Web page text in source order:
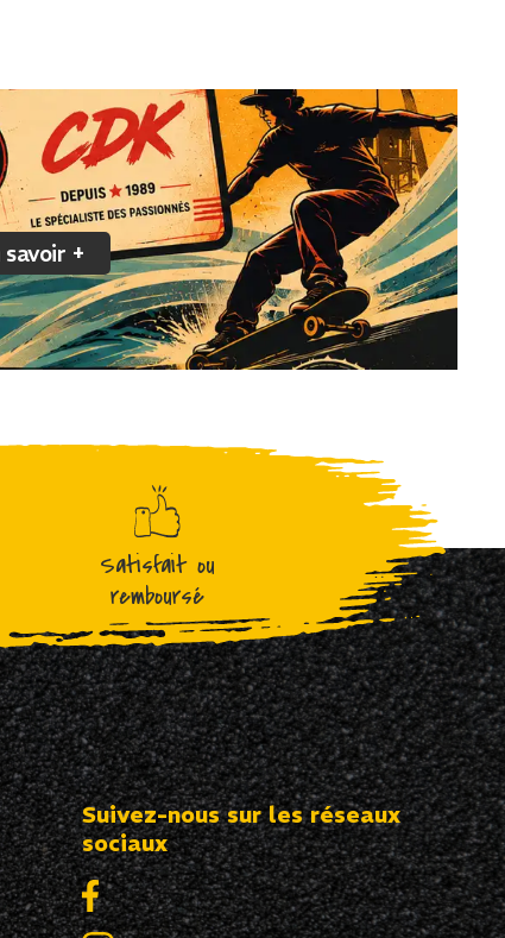
savoir +
Satisfait ou
remboursé
Suivez-nous sur les réseaux
sociaux